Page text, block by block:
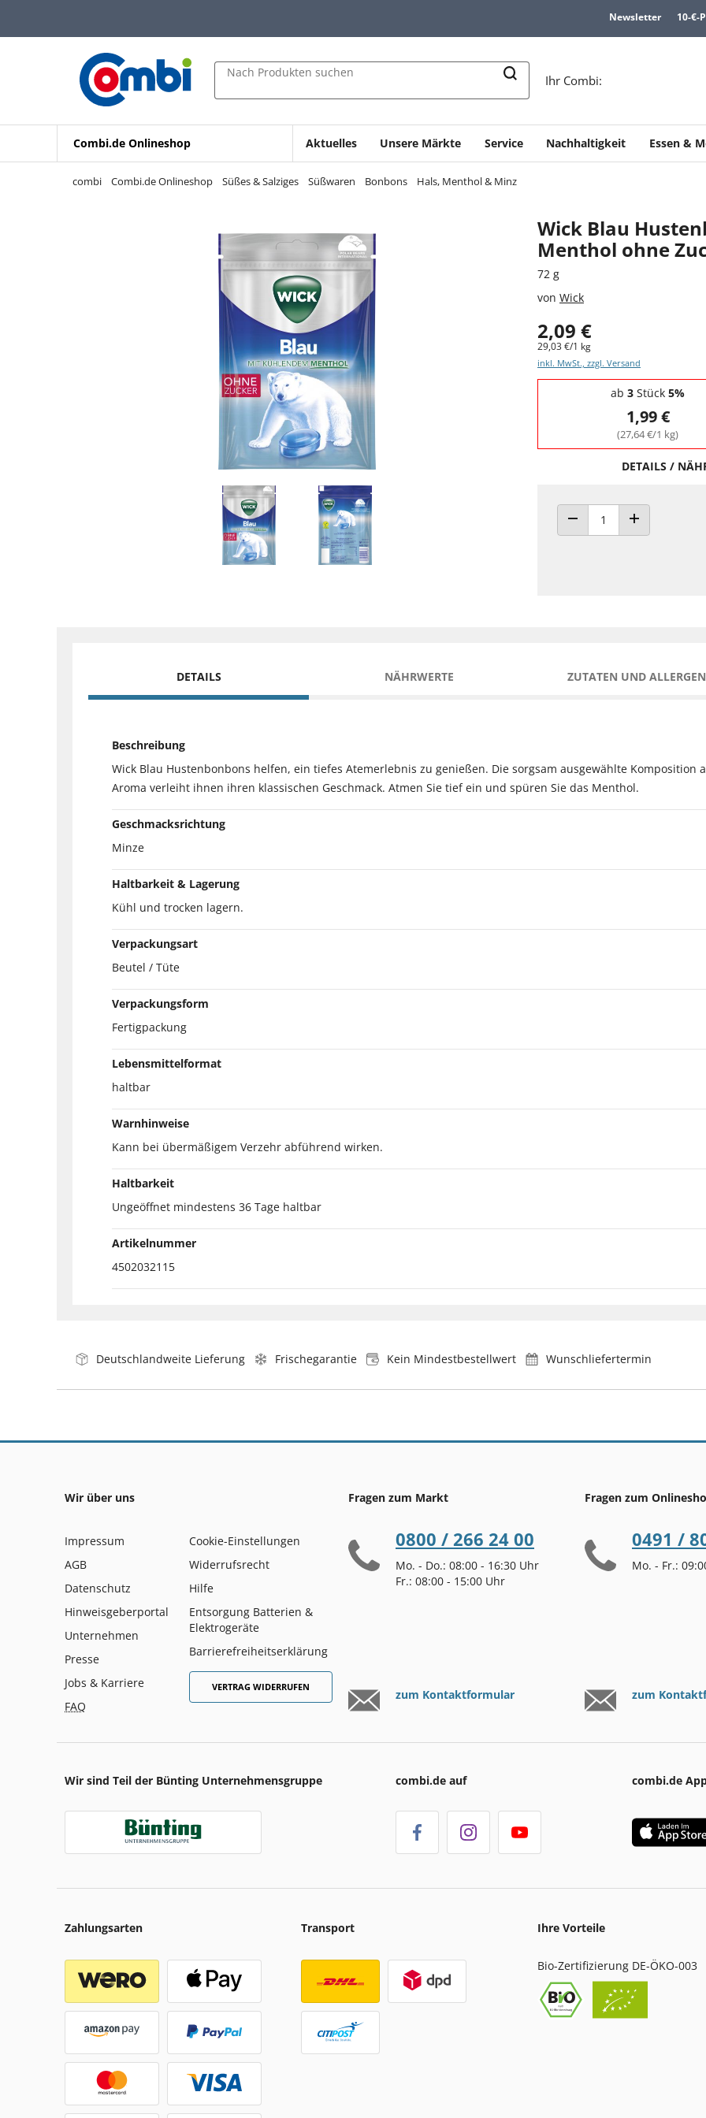
Zur Navigation springen
Zur Suche springen
Newsletter 10-€-
Nach Produkten suchen
Ihr Combi:
Combi.de Onlineshop Aktuelles Unsere Märkte Service Nachhaltigkeit Essen &
combi Combi.de Onlineshop Süßes & Salziges Süßwaren Bonbons Hals, Menthol & Minz
Wick Blau
Menthol ohne
72 g
von Wick
2,09 €
29,03 €/1 kg
inkl. MwSt., zzgl. Versand
Staffelpreise - Mengenrabatt
ab 3 Stück 5%
1,99 €
(27,64 €/1 kg)
DETAILS /
ANZAHL VERRINGERN
ANZAHL
DETAILS NÄHRWERTE ZUTATEN UND
Beschreibung
Wick Blau Hustenbonbons helfen, ein tiefes Atemerlebnis zu genießen. Die sorgsam ausgewählte
Aroma verleiht ihnen ihren klassischen Geschmack. Atmen Sie tief ein und spüren Sie das Menthol.
Geschmacksrichtung
Minze
Haltbarkeit & Lagerung
Kühl und trocken lagern.
Verpackungsart
Beutel / Tüte
Verpackungsform
Fertigpackung
Lebensmittelformat
haltbar
Warnhinweise
Kann bei übermäßigem Verzehr abführend wirken.
Haltbarkeit
Ungeöffnet mindestens 36 Tage haltbar
Artikelnummer
4502032115
Deutschlandweite Lieferung Frischegarantie Kein Mindestbestellwert Wunschliefertermin
Wir über uns
Impressum
AGB
Datenschutz
Hinweisgeberportal
Unternehmen
Presse
Jobs & Karriere
FAQ
Cookie-Einstellungen
Widerrufsrecht
Hilfe
Entsorgung Batterien &
Elektrogeräte
Barrierefreiheitserklärung
VERTRAG WIDERRUFEN
Fragen zum Markt
0800 / 266 24 00
Mo. - Do.: 08:00 - 16:30 Uhr
Fr.: 08:00 - 15:00 Uhr
zum Kontaktformular
Fragen zum
0491 /
Mo. - Fr.:
zum
Wir sind Teil der Bünting Unternehmensgruppe combi.de auf combi.de
Zahlungsarten Transport Ihre Vorteile
Bio-Zertifizierung DE-ÖKO-003